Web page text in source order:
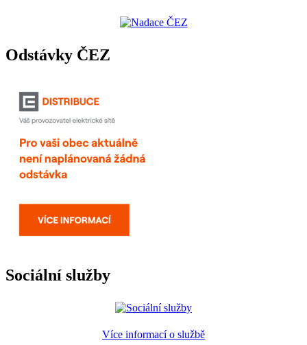
Odstávky ČEZ
Sociální služby
Více informací o službě